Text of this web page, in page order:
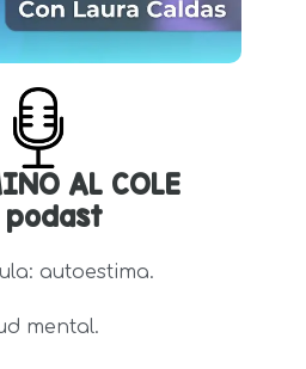
AL COLE
podast
autoestima.
mental.